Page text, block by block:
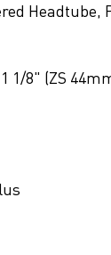
1/8" (ZS